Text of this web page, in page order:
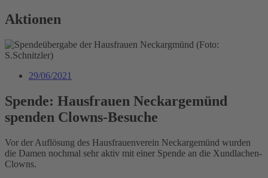
Aktionen
29/06/2021
Spende: Hausfrauen Neckargemünd
spenden Clowns-Besuche
Vor der Auflösung des Hausfrauenverein Neckargemünd wurden
die Damen nochmal sehr aktiv mit einer Spende an die Xundlachen-
Clowns.